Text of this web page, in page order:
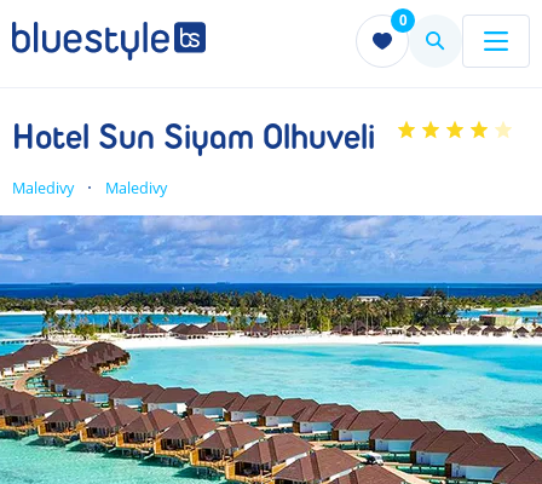
0
Menu Menu
Hotel Sun Siyam Olhuveli
Maledivy Maledivy